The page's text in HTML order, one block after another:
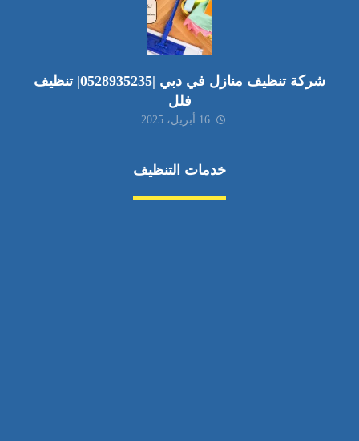
شركة تنظيف منازل في دبي |0528935235| تنظيف
فلل
16 أبريل، 2025
خدمات التنظيف